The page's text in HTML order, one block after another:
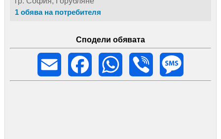
1 обява на потребителя
Сподели обявата
Email
Facebook WhatsApp Viber